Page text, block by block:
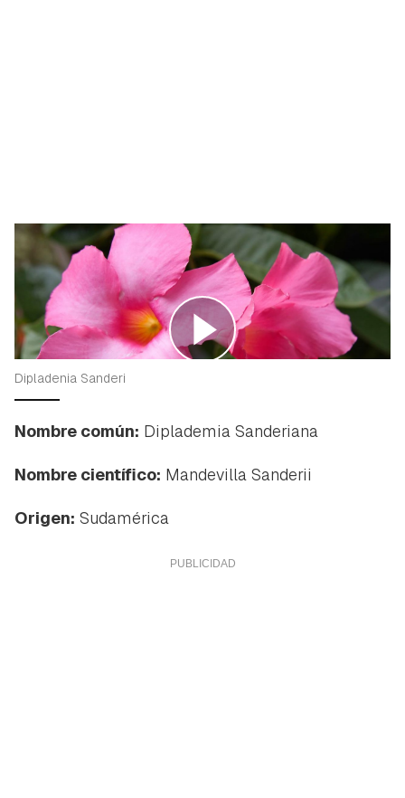
Dipladenia Sanderi
Nombre común: Diplademia Sanderiana
Nombre científico: Mandevilla Sanderii
Origen: Sudamérica